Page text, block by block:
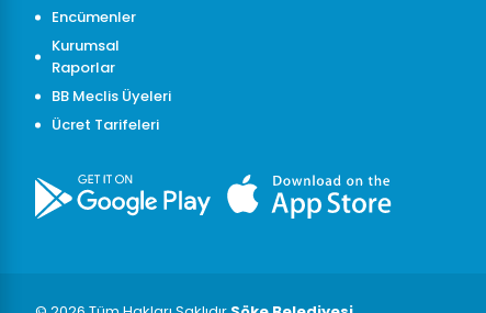
Encümenler
Kurumsal
Raporlar
BB Meclis Üyeleri
Ücret Tarifeleri